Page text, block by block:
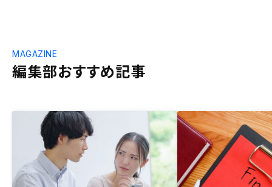
編集部おすすめ記事
MAGAZINE